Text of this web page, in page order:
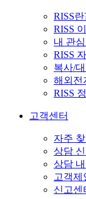
RISS란
RISS
내 관
RISS
복사/
해외전
RISS
고객센터
자주
상담
상담
고객제
신고센